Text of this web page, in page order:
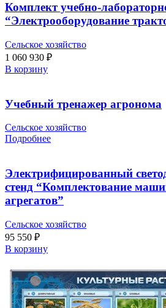
Комплект учебно-
“Электрооборудование
Сельское хозяйство
1 060 930 ₽
В корзину
Учебный тренажер агронома
Сельское хозяйство
Подробнее
Электрифицированный
стенд “Комплектование
агрегатов”
Сельское хозяйство
95 550 ₽
В корзину